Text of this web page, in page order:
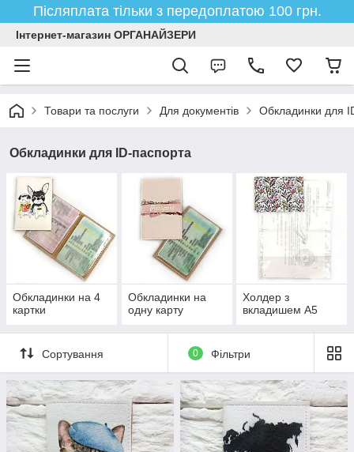
Післяплата тільки з передоплатою 100 грн.
Інтернет-магазин ОРГАНАЙЗЕРИ
Товари та послуги Для документів Обкладинки для
Обкладинки для ID-паспорта
Обкладинки на 4
картки
Обкладинки на
одну карту
Холдер з
вкладишем А5
Сортування 0 Фільтри